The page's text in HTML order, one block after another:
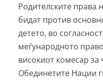
Родителските права
бидат против
детето, во
меѓународното
високиот комесар
Обединетите Нации